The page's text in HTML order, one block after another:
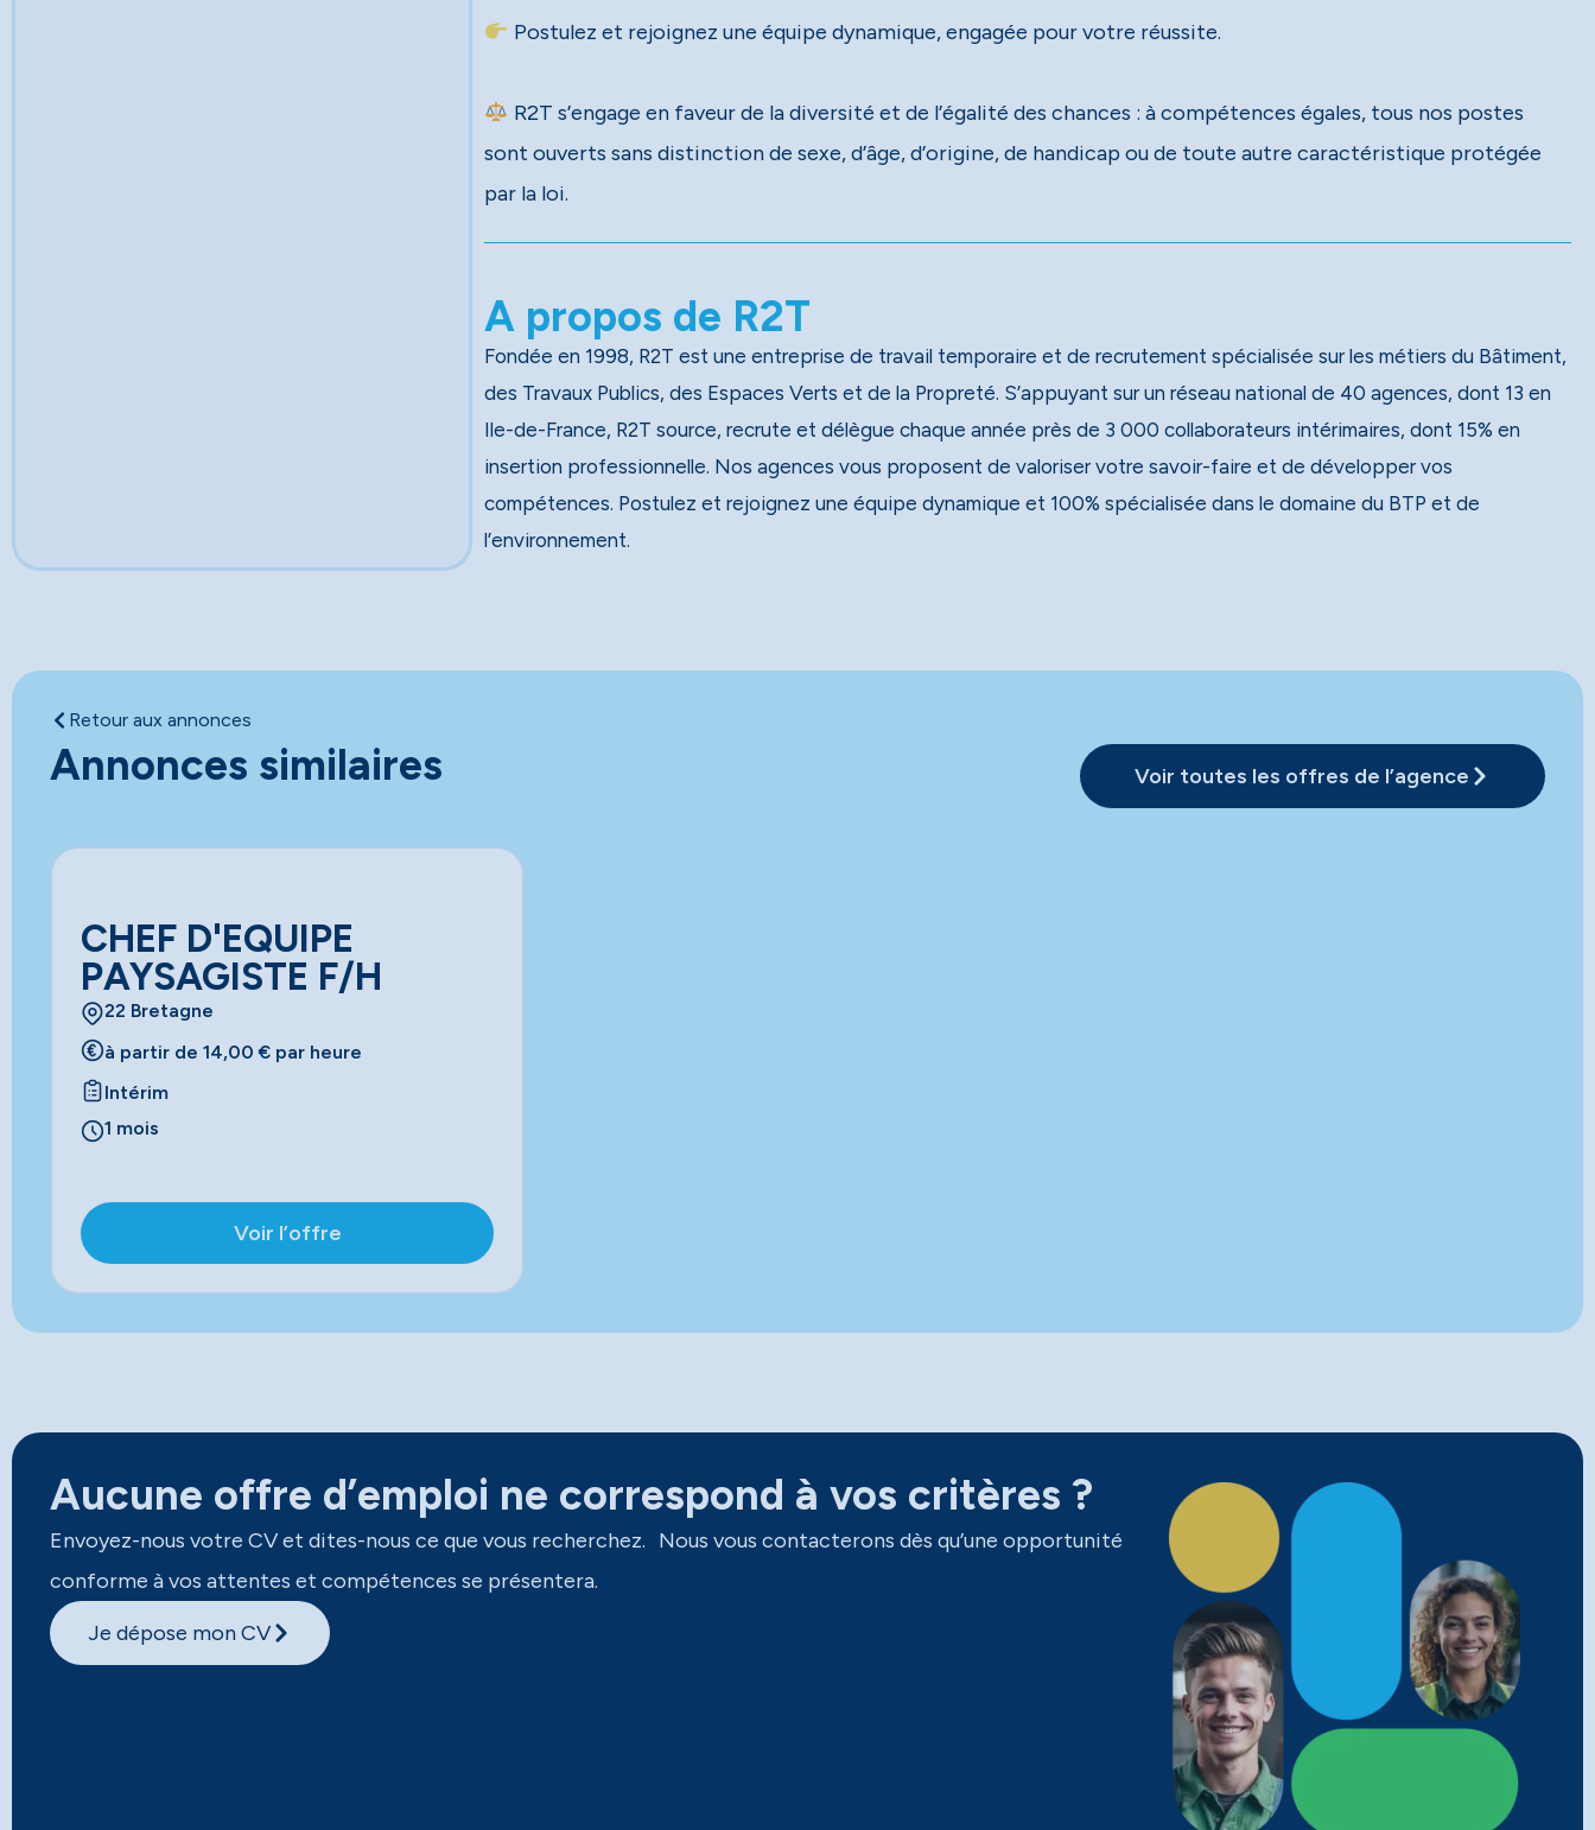
Postulez et rejoignez une équipe dynamique, engagée pour votre réussite.
R2T s’engage en faveur de la diversité et de l’égalité des chances : à compétences égales, tous nos postes
sont ouverts sans distinction de sexe, d’âge, d’origine, de handicap ou de toute autre caractéristique protégée
par la loi.
A propos de R2T
Fondée en 1998, R2T est une entreprise de travail temporaire et de recrutement spécialisée sur les métiers du Bâtiment,
des Travaux Publics, des Espaces Verts et de la Propreté. S’appuyant sur un réseau national de 40 agences, dont 13 en
Ile-de-France, R2T source, recrute et délègue chaque année près de 3 000 collaborateurs intérimaires, dont 15% en
insertion professionnelle. Nos agences vous proposent de valoriser votre savoir-faire et de développer vos
compétences. Postulez et rejoignez une équipe dynamique et 100% spécialisée dans le domaine du BTP et de
l’environnement.
Retour aux annonces
Annonces similaires Voir toutes les offres de l’agence
CHEF D'EQUIPE
PAYSAGISTE F/H
22 Bretagne
à partir de 14,00 € par heure
Intérim
1 mois
Voir l’offre
Aucune offre d’emploi ne correspond à vos critères ?
Envoyez-nous votre CV et dites-nous ce que vous recherchez. Nous vous contacterons dès qu’une opportunité
conforme à vos attentes et compétences se présentera.
Je dépose mon CV